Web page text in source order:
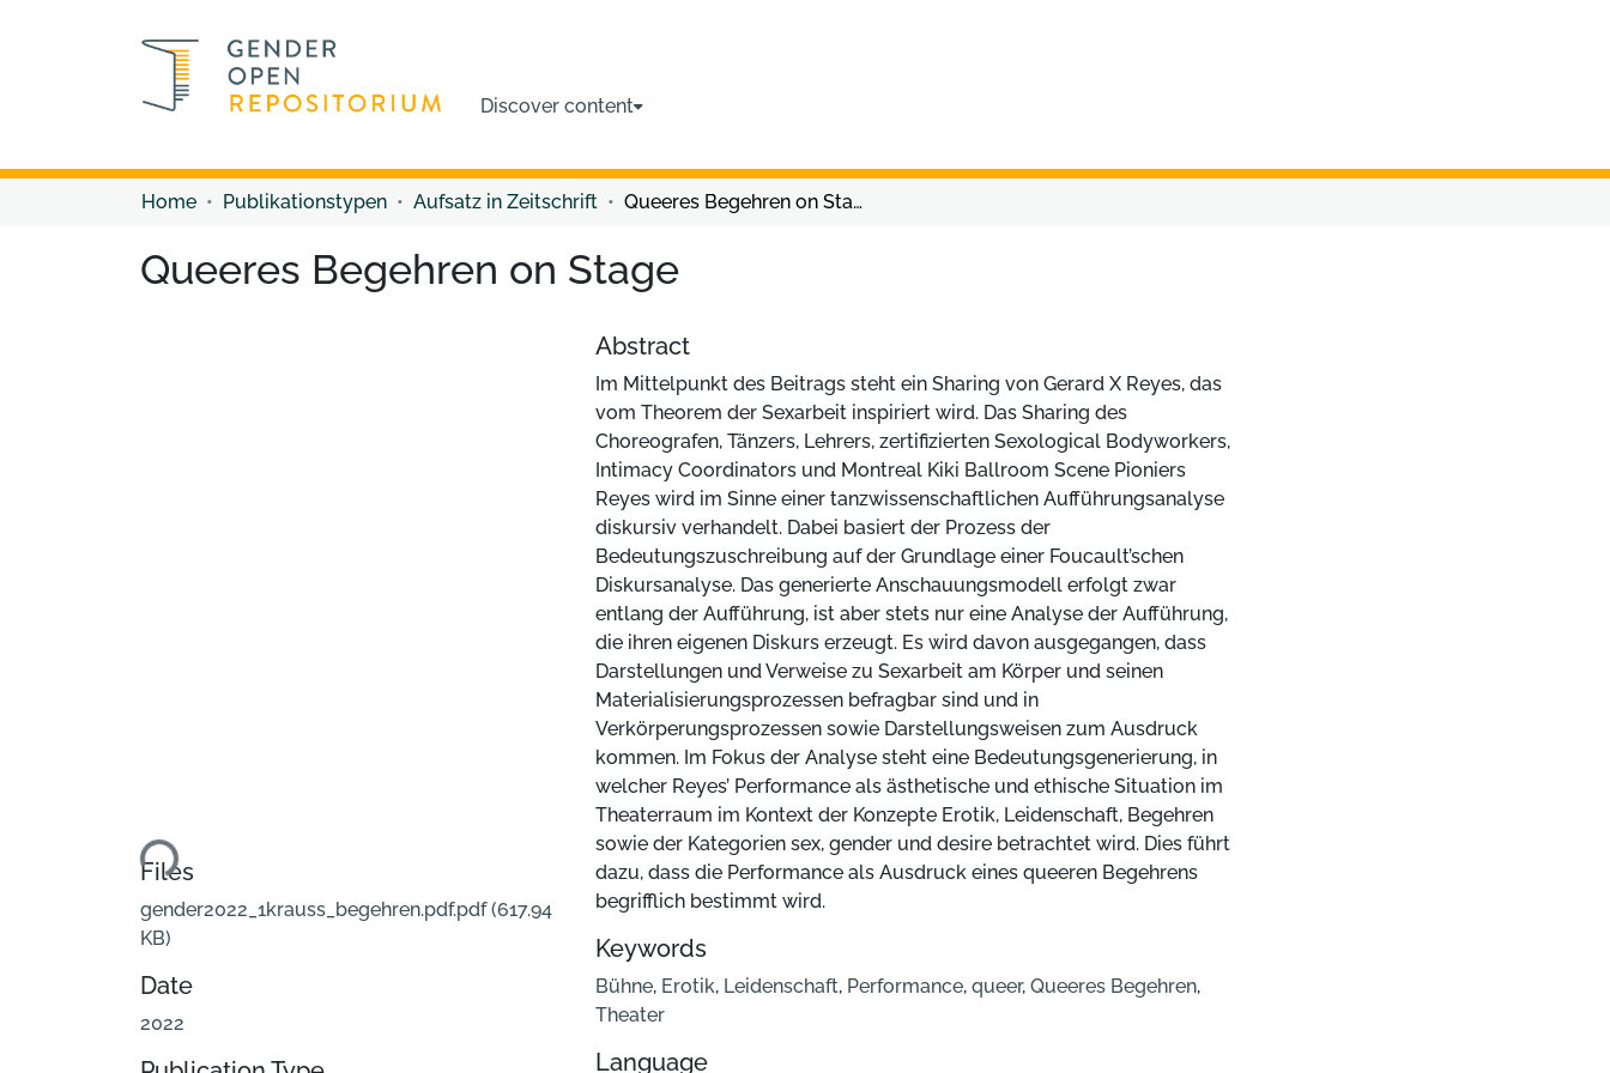
Discover content
Home Publikationstypen Aufsatz in Zeitschrift Queeres Begehren on Stage
Queeres Begehren on Stage
Loading...
Files
gender2022_1krauss_begehren.pdf.pdf(617.94
KB)
Date
2022
Abstract
Im Mittelpunkt des Beitrags steht ein Sharing von Gerard X Reyes, das
vom Theorem der Sexarbeit inspiriert wird. Das Sharing des
Choreografen, Tänzers, Lehrers, zertifizierten Sexological Bodyworkers,
Intimacy Coordinators und Montreal Kiki Ballroom Scene Pioniers
Reyes wird im Sinne einer tanzwissenschaftlichen Aufführungsanalyse
diskursiv verhandelt. Dabei basiert der Prozess der
Bedeutungszuschreibung auf der Grundlage einer Foucault’schen
Diskursanalyse. Das generierte Anschauungsmodell erfolgt zwar
entlang der Aufführung, ist aber stets nur eine Analyse der Aufführung,
die ihren eigenen Diskurs erzeugt. Es wird davon ausgegangen, dass
Darstellungen und Verweise zu Sexarbeit am Körper und seinen
Materialisierungsprozessen befragbar sind und in
Verkörperungsprozessen sowie Darstellungsweisen zum Ausdruck
kommen. Im Fokus der Analyse steht eine Bedeutungsgenerierung, in
welcher Reyes’ Performance als ästhetische und ethische Situation im
Theaterraum im Kontext der Konzepte Erotik, Leidenschaft, Begehren
sowie der Kategorien sex, gender und desire betrachtet wird. Dies führt
dazu, dass die Performance als Ausdruck eines queeren Begehrens
begrifflich bestimmt wird.
Keywords
Bühne, Erotik, Leidenschaft, Performance, queer, Queeres Begehren,
Theater
Language